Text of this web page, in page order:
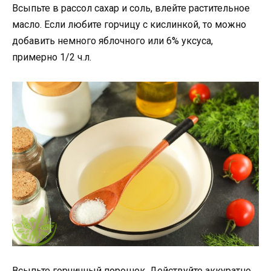
Всыпьте в рассол сахар и соль, влейте растительное
масло. Если любите горчицу с кислинкой, то можно
добавить немного яблочного или 6% уксуса,
примерно 1/2 ч.л.